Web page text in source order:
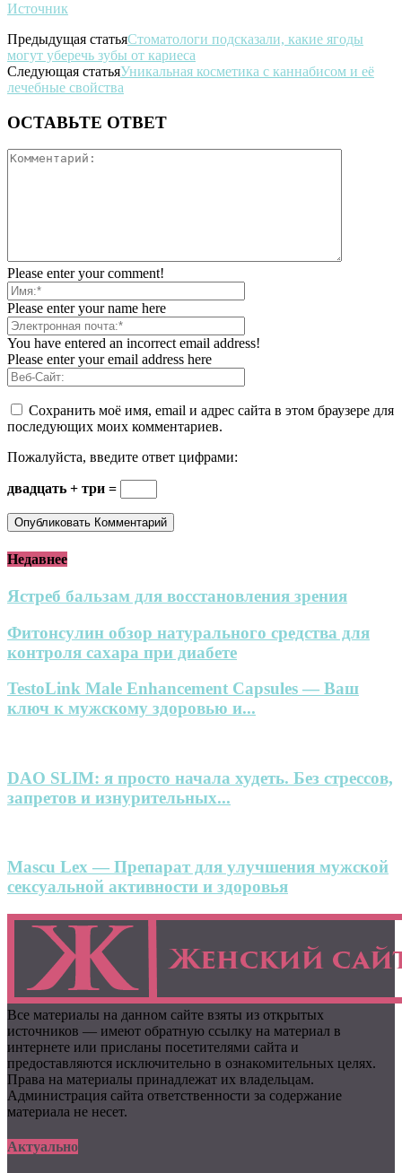
Источник
Предыдущая статьяСтоматологи подсказали, какие ягоды
могут уберечь зубы от кариеса
Следующая статьяУникальная косметика с каннабисом и её
лечебные свойства
ОСТАВЬТЕ ОТВЕТ
Please enter your comment!
Please enter your name here
You have entered an incorrect email address!
Please enter your email address here
Сохранить моё имя, email и адрес сайта в этом браузере для
последующих моих комментариев.
Пожалуйста, введите ответ цифрами:
двадцать + три =
Недавнее
Ястреб бальзам для восстановления зрения
Фитонсулин обзор натурального средства для
контроля сахара при диабете
TestoLink Male Enhancement Capsules — Ваш
ключ к мужскому здоровью и...
DAO SLIM: я просто начала худеть. Без стрессов,
запретов и изнурительных...
Mascu Lex — Препарат для улучшения мужской
сексуальной активности и здоровья
Все материалы на данном сайте взяты из открытых
источников — имеют обратную ссылку на материал в
интернете или присланы посетителями сайта и
предоставляются исключительно в ознакомительных целях.
Права на материалы принадлежат их владельцам.
Администрация сайта ответственности за содержание
материала не несет.
Актуально